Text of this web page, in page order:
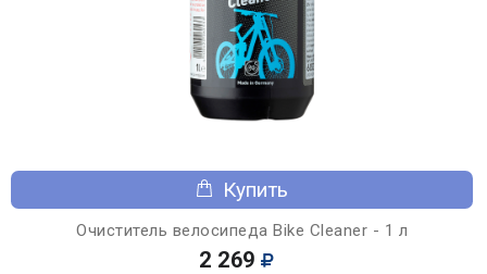
Купить
Очиститель велосипеда Bike Cleaner - 1 л
2 269